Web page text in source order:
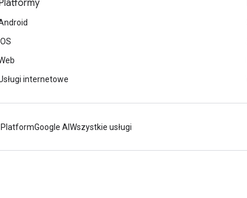
internetowe
PlatformGoogle AI Wszystkie usługi